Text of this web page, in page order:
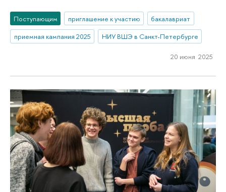
Поступающим приглашение к участию
бакалавриат
приемная кампания 2025
НИУ ВШЭ в Санкт-Петербурге
20 июня 2025